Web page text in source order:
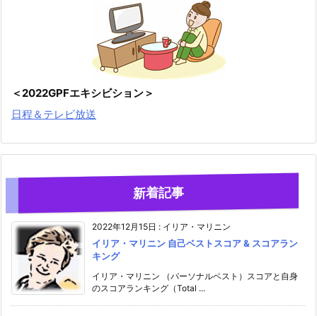
＜2022GPFエキシビション＞
日程＆テレビ放送
新着記事
2022年12月15日 : イリア・マリニン
イリア・マリニン 自己ベストスコア & スコアラン
キング
イリア・マリニン （パーソナルベスト）スコアと自身
のスコアランキング（Total ...